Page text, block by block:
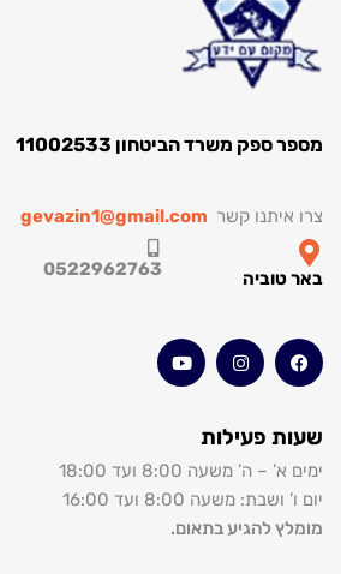
משרד הביטחון 11002533
קשרgevazin1@gmail.com
0522962763
פעילות
– ה’ משעה 8:00 ועד 18:00
משעה 8:00 ועד 16:00
להגיע בתאום.